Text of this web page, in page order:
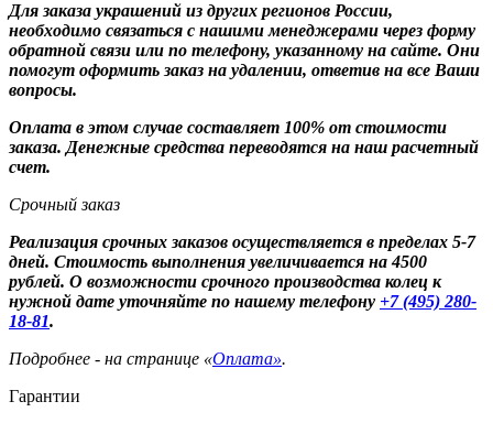
Для заказа украшений из других регионов России,
необходимо связаться с нашими менеджерами через форму
обратной связи или по телефону, указанному на сайте. Они
помогут оформить заказ на удалении, ответив на все Ваши
вопросы.
Оплата в этом случае составляет 100% от стоимости
заказа. Денежные средства переводятся на наш расчетный
счет.
Срочный заказ
Реализация срочных заказов осуществляется в пределах 5-7
дней. Стоимость выполнения увеличивается на 4500
рублей. О возможности срочного производства колец к
нужной дате уточняйте по нашему телефону +7 (495) 280-
18-81.
Подробнее - на странице «Оплата».
Гарантии